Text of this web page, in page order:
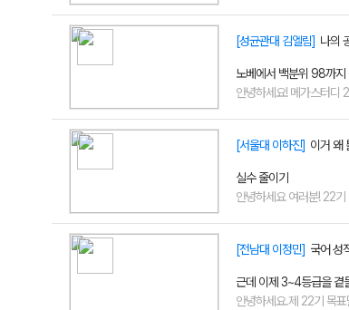
[성균관대 김엘림] 나의
노베에서 백분위 98까지
안녕하세요! 메가스터디
[서울대 이하진] 이거 왜
실수 줄이기
안녕하세요 여러분! 22
[전남대 이정민] 국어 성
근데 이제 3~4등급을 곁
안녕하세요.제 22기 목